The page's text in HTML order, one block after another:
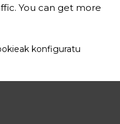
You can get more
konfiguratu